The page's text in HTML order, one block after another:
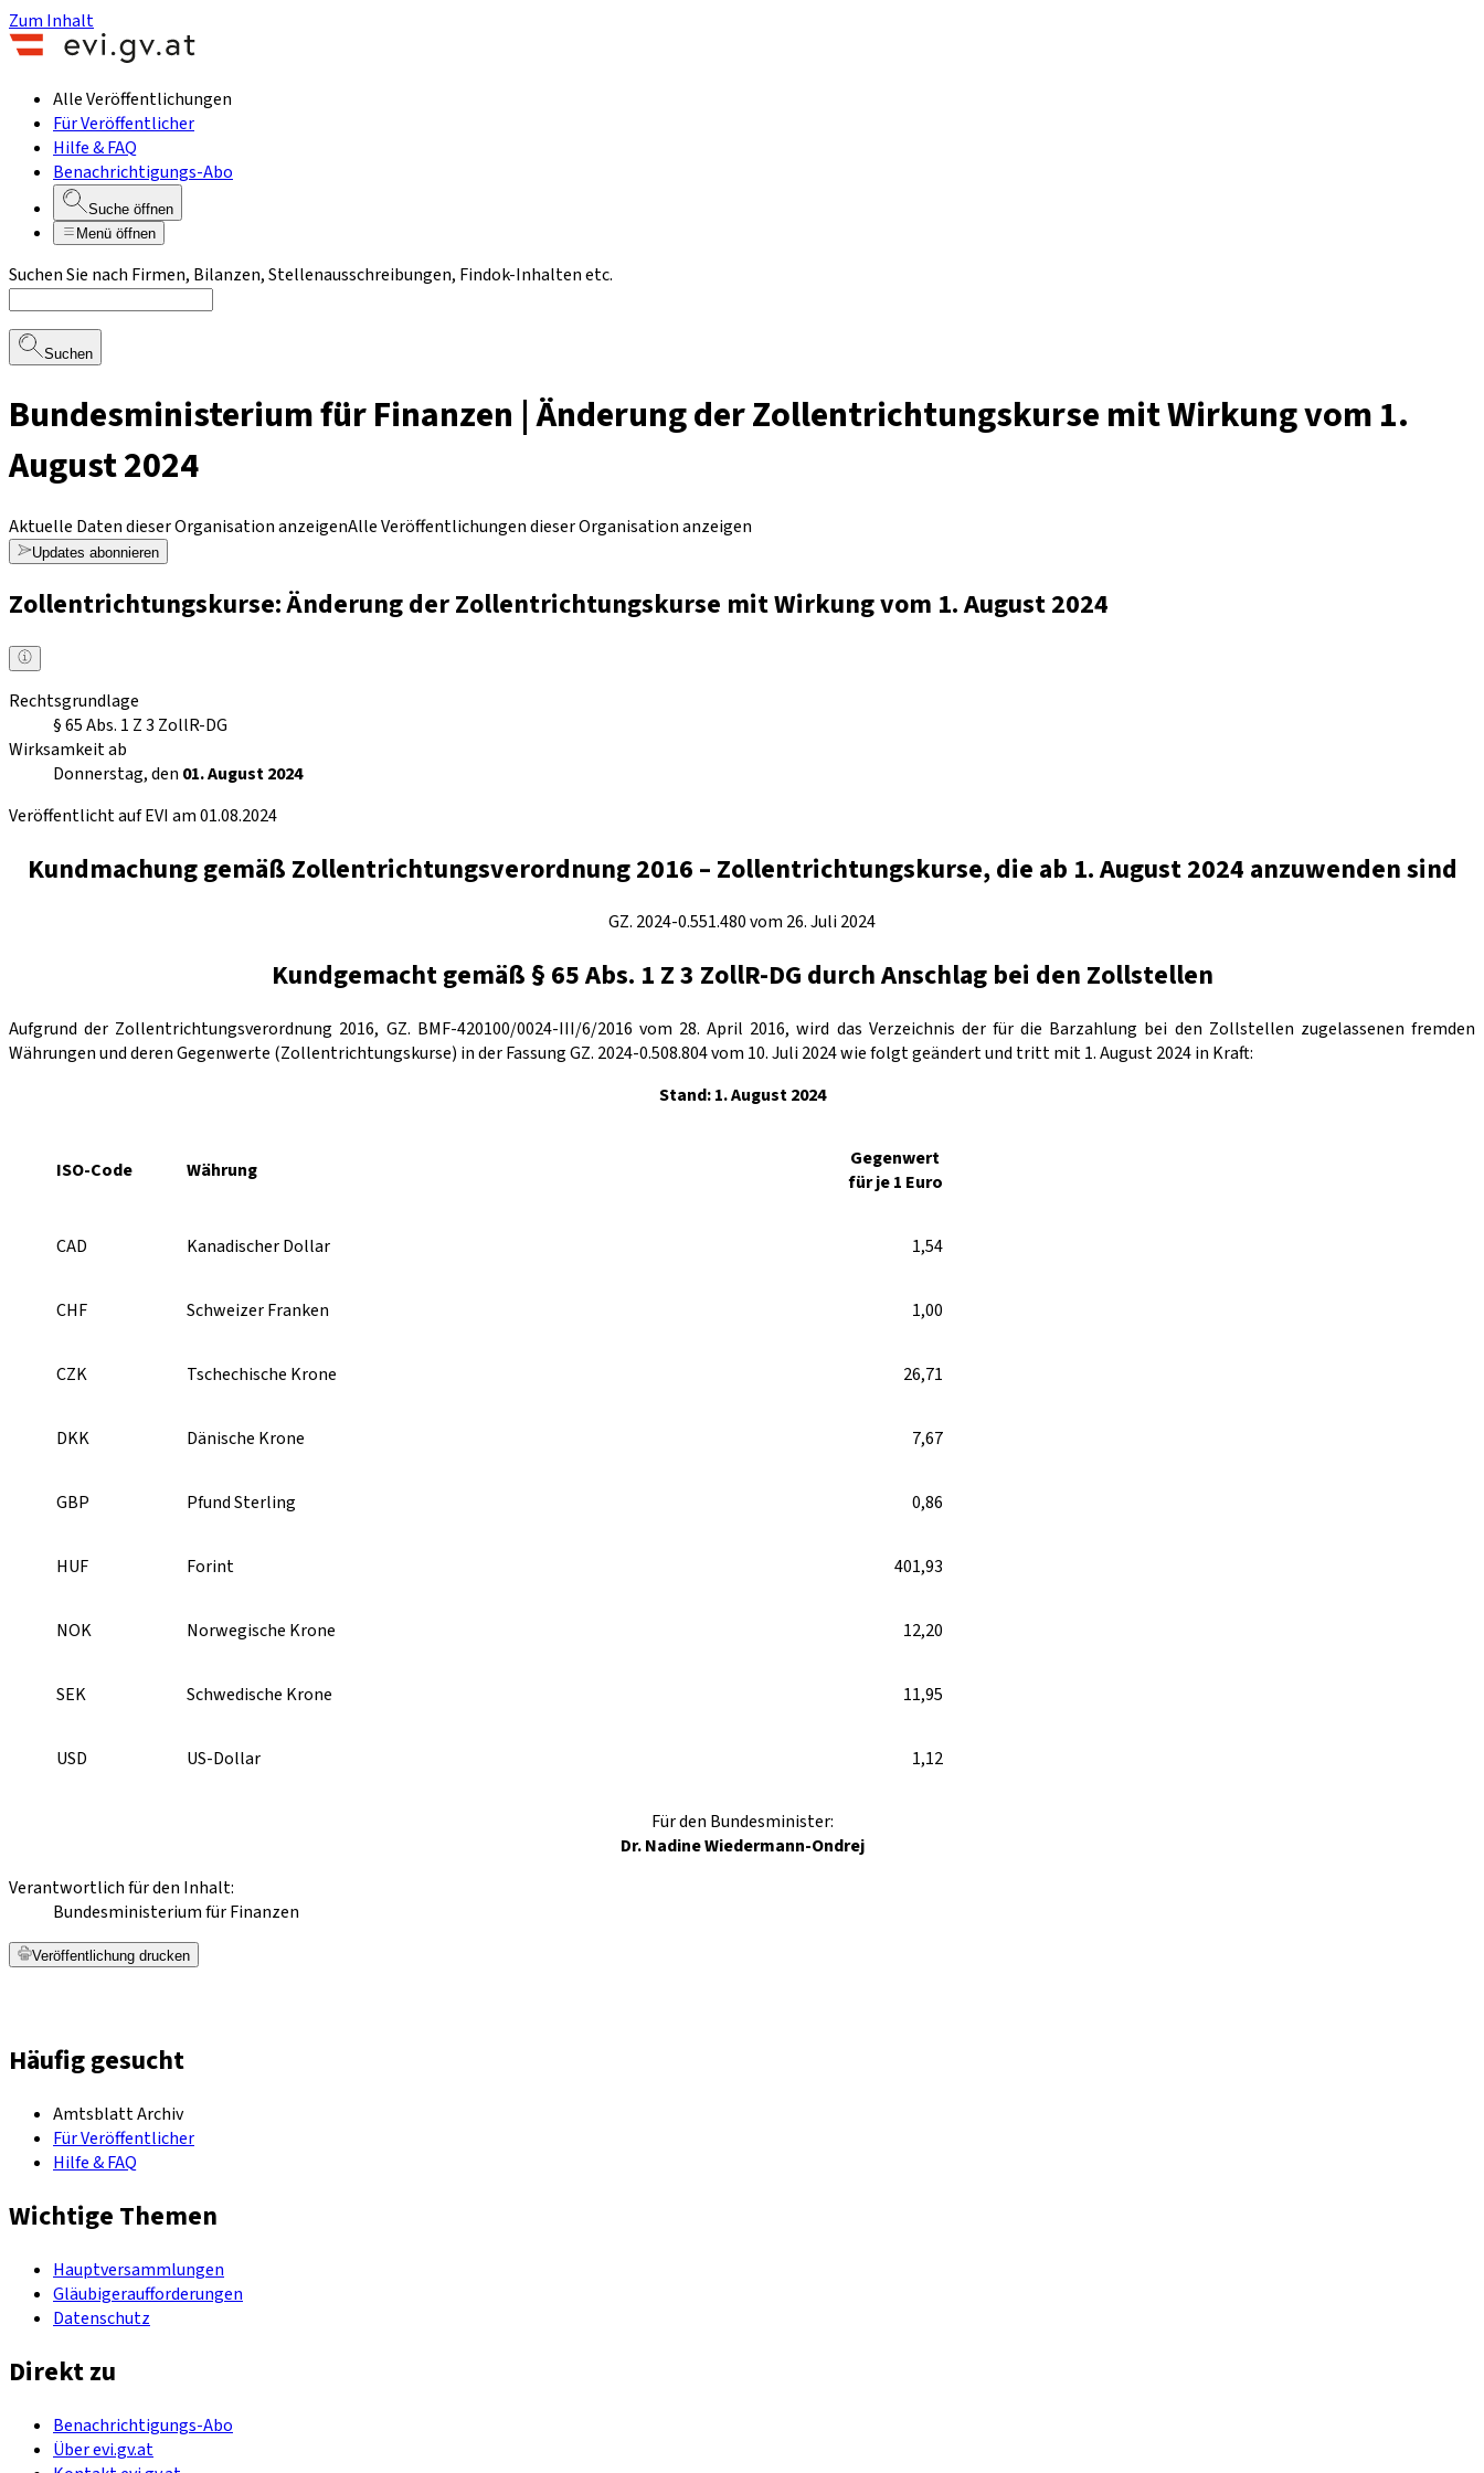
Zum Inhalt
Alle Veröffentlichungen
Für Veröffentlicher
Hilfe & FAQ
Benachrichtigungs-Abo
Suche öffnen
Menü öffnen
Suchen Sie nach Firmen, Bilanzen, Stellenausschreibungen, Findok-Inhalten etc.
Suchen
Bundesministerium für Finanzen | Änderung der Zollentrichtungskurse mit Wirkung vom 1.
August 2024
Aktuelle Daten dieser Organisation anzeigenAlle Veröffentlichungen dieser Organisation anzeigen
Updates abonnieren
Zollentrichtungskurse: Änderung der Zollentrichtungskurse mit Wirkung vom 1. August 2024
Rechtsgrundlage
§ 65 Abs. 1 Z 3 ZollR-DG
Wirksamkeit ab
Donnerstag, den 01. August 2024
Veröffentlicht auf EVI am 01.08.2024
Kundmachung gemäß Zollentrichtungsverordnung 2016 – Zollentrichtungskurse, die ab 1. August 2024 anzuwenden sind
GZ. 2024-0.551.480 vom 26. Juli 2024
Kundgemacht gemäß § 65 Abs. 1 Z 3 ZollR-DG durch Anschlag bei den Zollstellen
Aufgrund der Zollentrichtungsverordnung 2016, GZ. BMF-420100/0024-III/6/2016 vom 28. April 2016, wird das Verzeichnis der für die Barzahlung bei den Zollstellen zugelassenen fremden
Währungen und deren Gegenwerte (Zollentrichtungskurse) in der Fassung GZ. 2024-0.508.804 vom 10. Juli 2024 wie folgt geändert und tritt mit 1. August 2024 in Kraft:
Stand: 1. August 2024
ISO-Code Währung
Gegenwert
für je 1 Euro
CAD Kanadischer Dollar 1,54
CHF Schweizer Franken 1,00
CZK Tschechische Krone 26,71
DKK Dänische Krone 7,67
GBP Pfund Sterling 0,86
HUF Forint 401,93
NOK Norwegische Krone 12,20
SEK Schwedische Krone 11,95
USD US-Dollar 1,12
Für den Bundesminister:
Dr. Nadine Wiedermann-Ondrej
Verantwortlich für den Inhalt:
Bundesministerium für Finanzen
Veröffentlichung drucken
Häufig gesucht
Amtsblatt Archiv
Für Veröffentlicher
Hilfe & FAQ
Wichtige Themen
Hauptversammlungen
Gläubigeraufforderungen
Datenschutz
Direkt zu
Benachrichtigungs-Abo
Über evi.gv.at